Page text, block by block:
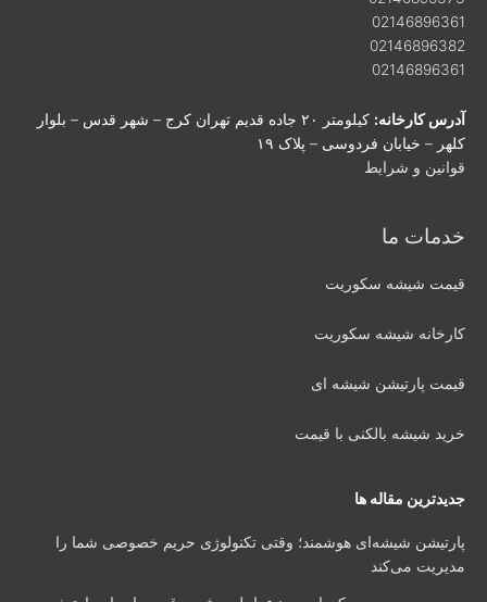
02146896361
02146896382
02146896361
آدرس کارخانه:
کیلومتر ۲۰ جاده قدیم تهران کرج – شهر قدس – بلوار
کلهر – خیابان فردوسی – پلاک ۱۹
قوانین و شرایط
خدمات ما
قیمت شیشه سکوریت
کارخانه شیشه سکوریت
قیمت پارتیشن شیشه ای
خرید شیشه بالکنی با قیمت
جدیدترین مقاله ها
پارتیشن شیشه‌ای هوشمند؛ وقتی تکنولوژی حریم خصوصی شما را
مدیریت می‌کند